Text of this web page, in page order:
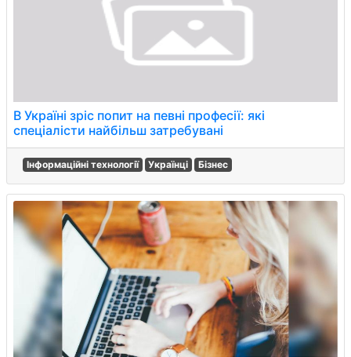
В Україні зріс попит на певні професії: які
спеціалісти найбільш затребувані
Інформаційні технології Українці Бізнес